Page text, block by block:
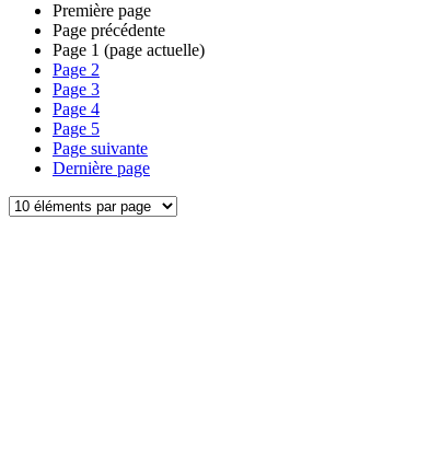
Première page
Page précédente
Page 1 (page actuelle)
Page 2
Page 3
Page 4
Page 5
Page suivante
Dernière page